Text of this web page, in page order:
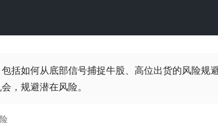
括如何从底部信号捕捉牛股、高位出货的风险规
，规避潜在风险。